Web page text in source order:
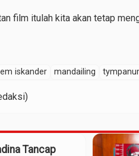
film itulah kita akan tetap
iskander mandailing
Tancap